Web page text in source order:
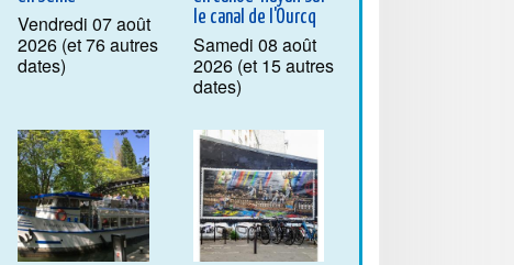
Vendredi 07 août
2026 (et 76 autres
dates)
le canal de l'Ourcq
Samedi 08 août
2026 (et 15 autres
dates)